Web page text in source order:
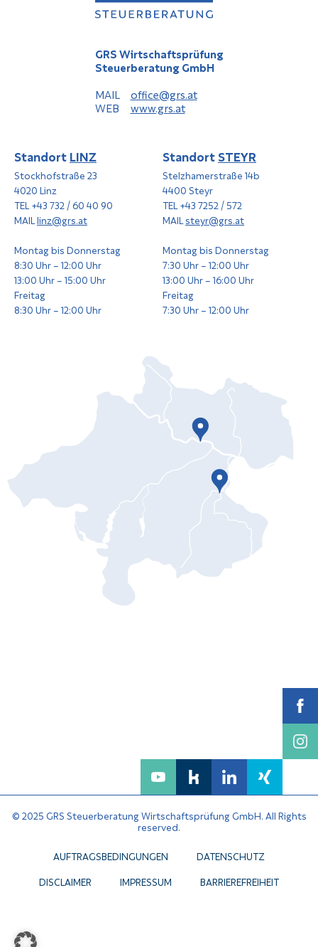
GRS Wirtschaftsprüfung
Steuerberatung GmbH
MAIL
office@grs.at
WEB www.grs.at
StandortLINZ
Stockhofstraße 23
4020 Linz
TEL +43 732 / 60 40 90
MAILlinz@grs.at
Montag bis Donnerstag
8:30 Uhr – 12:00 Uhr
13:00 Uhr – 15:00 Uhr
Freitag
8:30 Uhr – 12:00 Uhr
StandortSTEYR
Stelzhamerstraße 14b
4400 Steyr
TEL +43 7252 / 572
MAILsteyr@grs.at
Montag bis Donnerstag
7:30 Uhr – 12:00 Uhr
13:00 Uhr – 16:00 Uhr
Freitag
7:30 Uhr – 12:00 Uhr
© 2025 GRS Steuerberatung Wirtschaftsprüfung GmbH. All Rights
reserved.
AUFTRAGSBEDINGUNGEN
DATENSCHUTZ
DISCLAIMER
IMPRESSUM BARRIEREFREIHEIT